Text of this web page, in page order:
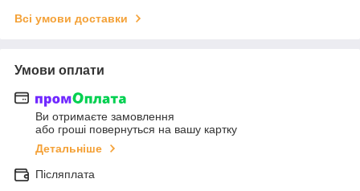
Всі умови доставки
Умови оплати
Ви отримаєте замовлення
або гроші повернуться на вашу картку
Детальніше
Післяплата